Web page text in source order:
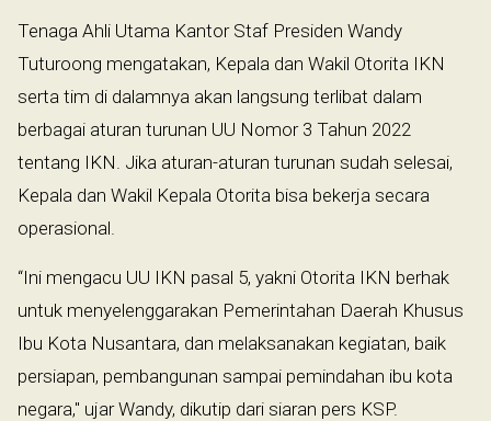
Tenaga Ahli Utama Kantor Staf Presiden Wandy
Tuturoong mengatakan, Kepala dan Wakil Otorita IKN
serta tim di dalamnya akan langsung terlibat dalam
berbagai aturan turunan UU Nomor 3 Tahun 2022
tentang IKN. Jika aturan-aturan turunan sudah selesai,
Kepala dan Wakil Kepala Otorita bisa bekerja secara
operasional.
“Ini mengacu UU IKN pasal 5, yakni Otorita IKN berhak
untuk menyelenggarakan Pemerintahan Daerah Khusus
Ibu Kota Nusantara, dan melaksanakan kegiatan, baik
persiapan, pembangunan sampai pemindahan ibu kota
negara," ujar Wandy, dikutip dari siaran pers KSP.